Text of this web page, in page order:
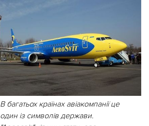
В багатьох країнах авіакомпанії це
один із символів держави.